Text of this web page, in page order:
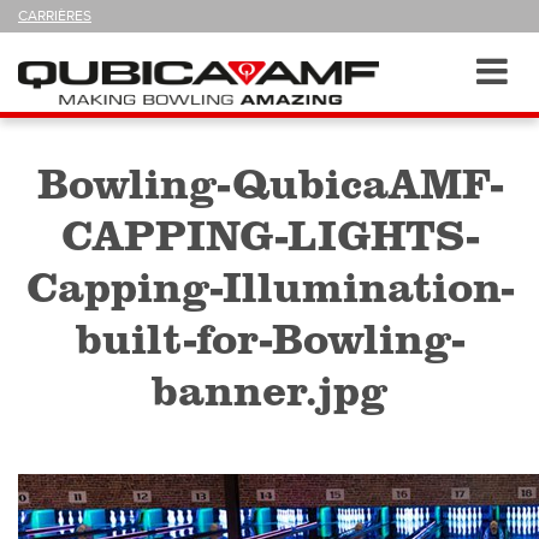
CARRIÈRES
NOUS
Navigation
Bowling-QubicaAMF-
CAPPING-LIGHTS-
Capping-Illumination-
built-for-Bowling-
banner.jpg